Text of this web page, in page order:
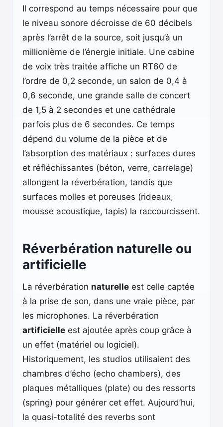
Il correspond au temps nécessaire pour que
le niveau sonore décroisse de 60 décibels
après l’arrêt de la source, soit jusqu’à un
millionième de l’énergie initiale. Une cabine
de voix très traitée affiche un RT60 de
l’ordre de 0,2 seconde, un salon de 0,4 à
0,6 seconde, une grande salle de concert
de 1,5 à 2 secondes et une cathédrale
parfois plus de 6 secondes. Ce temps
dépend du volume de la pièce et de
l’absorption des matériaux : surfaces dures
et réfléchissantes (béton, verre, carrelage)
allongent la réverbération, tandis que
surfaces molles et poreuses (rideaux,
mousse acoustique, tapis) la raccourcissent.
Réverbération naturelle ou
artificielle
La réverbération naturelle est celle captée
à la prise de son, dans une vraie pièce, par
les microphones. La réverbération
artificielle est ajoutée après coup grâce à
un effet (matériel ou logiciel).
Historiquement, les studios utilisaient des
chambres d’écho (echo chambers), des
plaques métalliques (plate) ou des ressorts
(spring) pour générer cet effet. Aujourd’hui,
la quasi-totalité des reverbs sont